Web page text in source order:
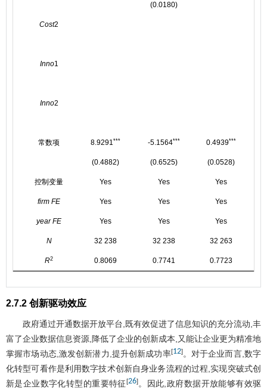
(0.0180)
Cost2
Inno1
Inno2
常数项 8.9291*** -5.1564*** 0.4939***
(0.4882) (0.6525) (0.0528)
控制变量 Yes Yes Yes
firm FE Yes Yes Yes
year FE Yes Yes Yes
N 32 238 32 238 32 263
R2 0.8069 0.7741 0.7723
2.7.2 创新驱动效应
政府通过开通数据开放平台,既有效促进了信息知识的充分流动,丰
富了企业数据信息资源,降低了企业的创新成本,又能让企业更为精准地
掌握市场动态,激发创新潜力,提升创新成功率[12]。对于企业而言,数字
化转型可看作是利用数字技术创新自身业务流程的过程,实现突破式创
新是企业数字化转型的重要特征 [26]。因此,政府数据开放能够有效驱